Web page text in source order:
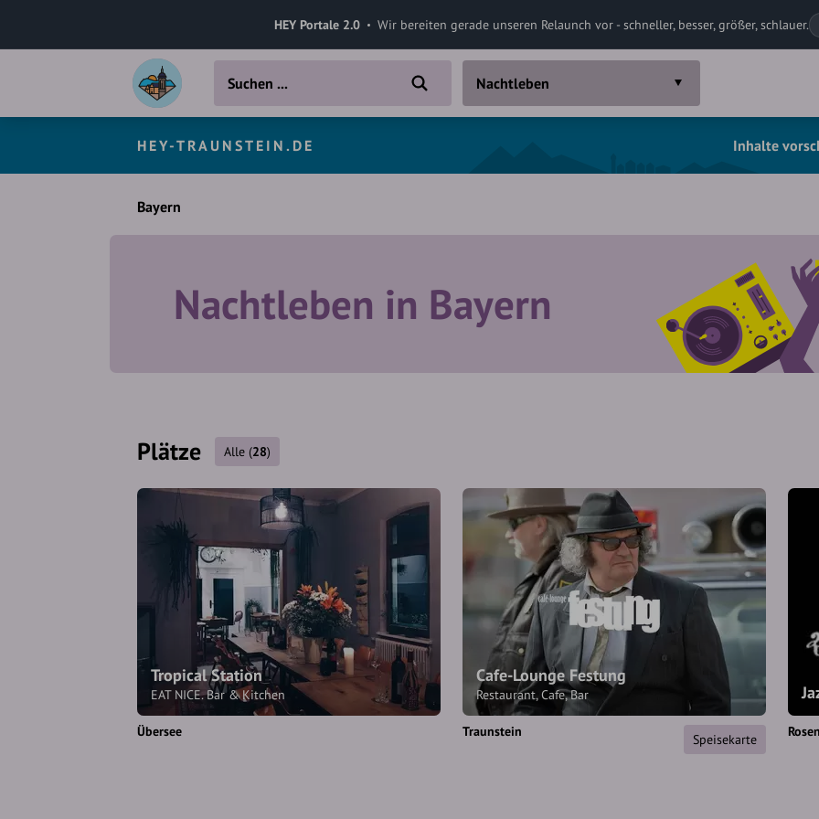
HEY Portale 2.0 Wir bereiten gerade unseren Relaunch vor - schneller, besser, größer, schlauer.
HEY-TRAUNSTEIN.DE Inhalte
Nachtleben
Bayern
Nachtleben in Bayern
Plätze Alle (28)
Tropical Station
EAT NICE. Bar & Kitchen
Übersee
Cafe-Lounge Festung
Restaurant, Cafe, Bar
Traunstein Speisekarte